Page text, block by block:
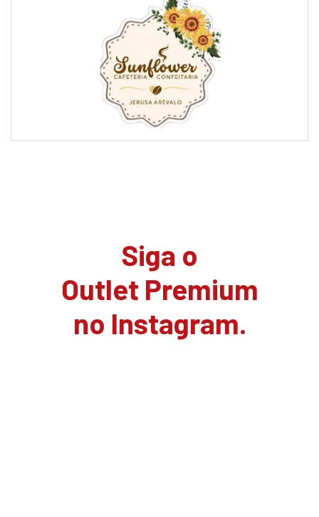
Siga o
Outlet Premium
no Instagram.